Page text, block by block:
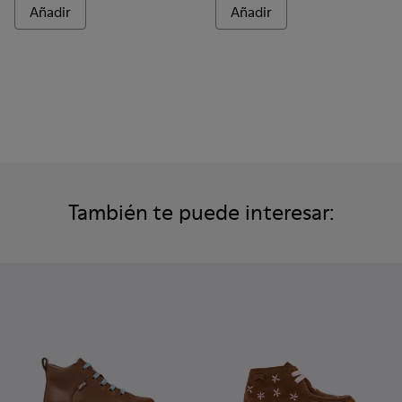
Añadir Añadir
También te puede interesar: